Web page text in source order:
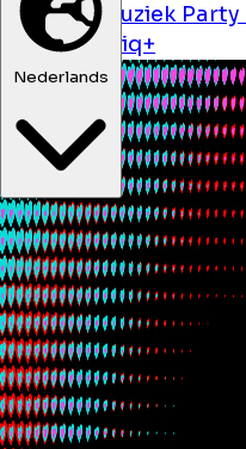
solid.svg Muziek Party
Dancelhbtiq+